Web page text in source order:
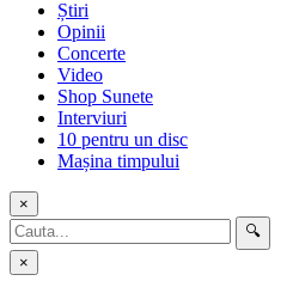
Știri
Opinii
Concerte
Video
Shop Sunete
Interviuri
10 pentru un disc
Mașina timpului
×
🔍
×